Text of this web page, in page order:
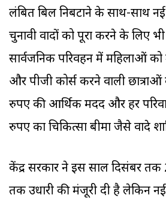
लंबित बिल निबटाने के साथ-साथ
चुनावी वादों को पूरा करने के लिए
सार्वजनिक परिवहन में महिलाओं
और पीजी कोर्स करने वाली
रुपए की आर्थिक मदद और हर
रुपए का चिकित्सा बीमा जैसे वादे
केंद्र सरकार ने इस साल दिसंबर
तक उधारी की मंजूरी दी है लेकिन